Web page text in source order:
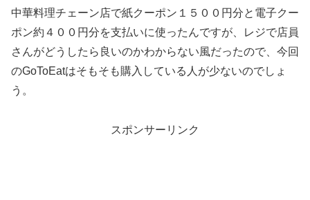
中華料理チェーン店で紙クーポン１５００円分と電子クー
ポン約４００円分を支払いに使ったんですが、レジで店員
さんがどうしたら良いのかわからない風だったので、今回
のGoToEatはそもそも購入している人が少ないのでしょ
う。
スポンサーリンク